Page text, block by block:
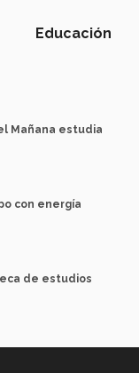
Educación
Mañana estudia
con energía
de estudios